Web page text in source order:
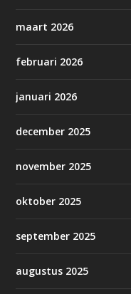
maart 2026
februari 2026
januari 2026
december 2025
november 2025
oktober 2025
september 2025
augustus 2025